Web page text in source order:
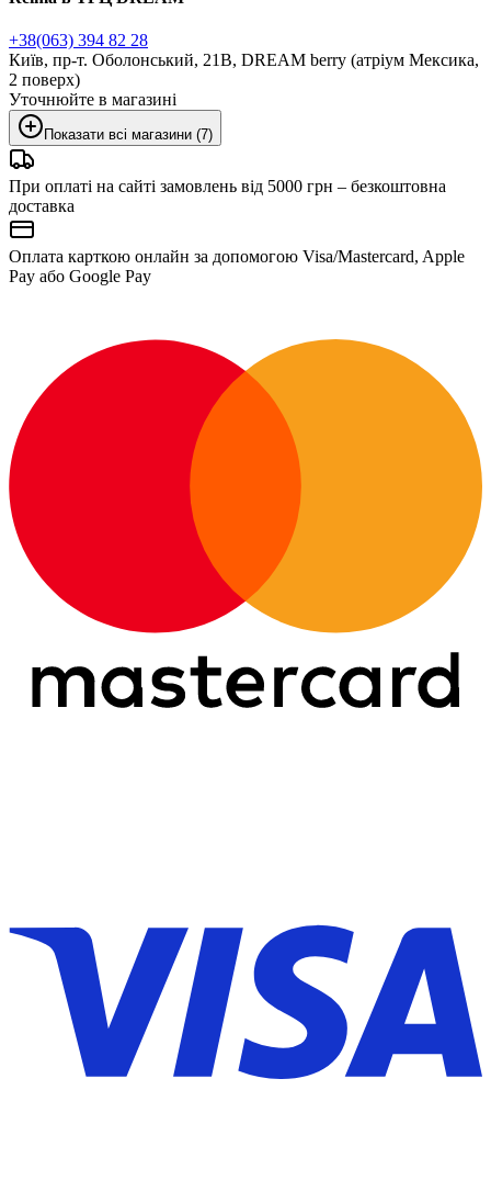
+38(063) 394 82 28
Київ, пр-т. Оболонський, 21В, DREAM berry (атріум Мексика,
2 поверх)
Уточнюйте в магазині
Показати всі магазини (7)
При оплаті на сайті замовлень від 5000 грн – безкоштовна
доставка
Оплата карткою онлайн за допомогою Visa/Mastercard, Apple
Pay або Google Pay